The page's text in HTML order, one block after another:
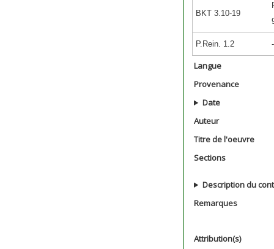
BKT 3.10-19
P.Rein. 1.2
Langue
Provenance
Date
Auteur
Titre de l'oeuvre
Sections
Description du
Remarques
Attribution(s)